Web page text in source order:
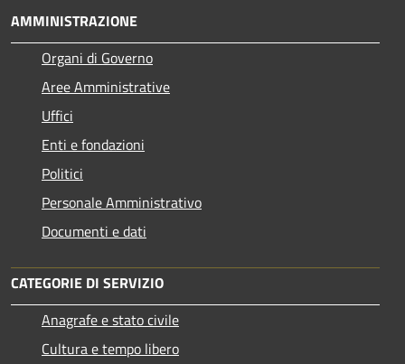
AMMINISTRAZIONE
Organi di Governo
Aree Amministrative
Uffici
Enti e fondazioni
Politici
Personale Amministrativo
Documenti e dati
CATEGORIE DI SERVIZIO
Anagrafe e stato civile
Cultura e tempo libero